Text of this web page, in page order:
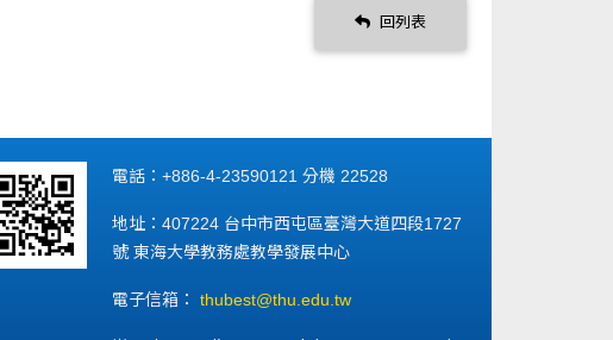
回列表
電話：+886-4-23590121 分機 22528
地址：407224 台中市西屯區臺灣大道四段1727
號 東海大學教務處教學發展中心
電子信箱：thubest@thu.edu.tw